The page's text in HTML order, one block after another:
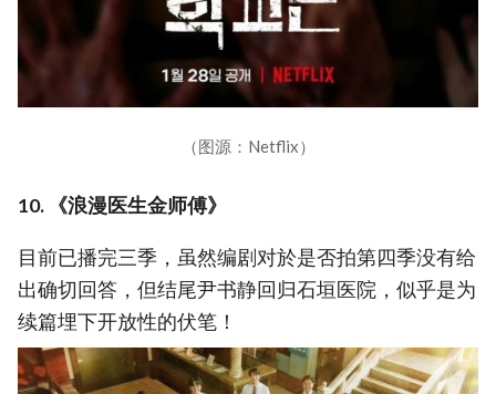
（图源：Netflix）
10. 《浪漫医生金师傅》
目前已播完三季，虽然编剧对於是否拍第四季没有给
出确切回答，但结尾尹书静回归石垣医院，似乎是为
续篇埋下开放性的伏笔！